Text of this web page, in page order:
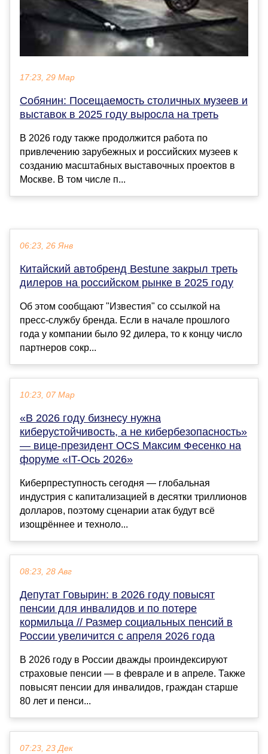
17:23, 29 Мар
Собянин: Посещаемость столичных музеев и
выставок в 2025 году выросла на треть
В 2026 году также продолжится работа по
привлечению зарубежных и российских музеев к
созданию масштабных выставочных проектов в
Москве. В том числе п...
06:23, 26 Янв
Китайский автобренд Bestune закрыл треть
дилеров на российском рынке в 2025 году
Об этом сообщают "Известия" со ссылкой на
пресс-службу бренда. Если в начале прошлого
года у компании было 92 дилера, то к концу число
партнеров сокр...
10:23, 07 Мар
«В 2026 году бизнесу нужна
киберустойчивость, а не кибербезопасность»
— вице-президент OCS Максим Фесенко на
форуме «IT-Ось 2026»
Киберпреступность сегодня — глобальная
индустрия с капитализацией в десятки триллионов
долларов, поэтому сценарии атак будут всё
изощрённее и техноло...
08:23, 28 Авг
Депутат Говырин: в 2026 году повысят
пенсии для инвалидов и по потере
кормильца // Размер социальных пенсий в
России увеличится с апреля 2026 года
В 2026 году в России дважды проиндексируют
страховые пенсии — в феврале и в апреле. Также
повысят пенсии для инвалидов, граждан старше
80 лет и пенси...
07:23, 23 Дек